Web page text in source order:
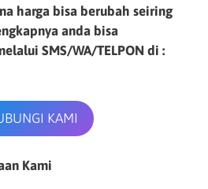
harga bisa berubah seiring
anda bisa
SMS/WA/TELPON di :
KAMI
Kami